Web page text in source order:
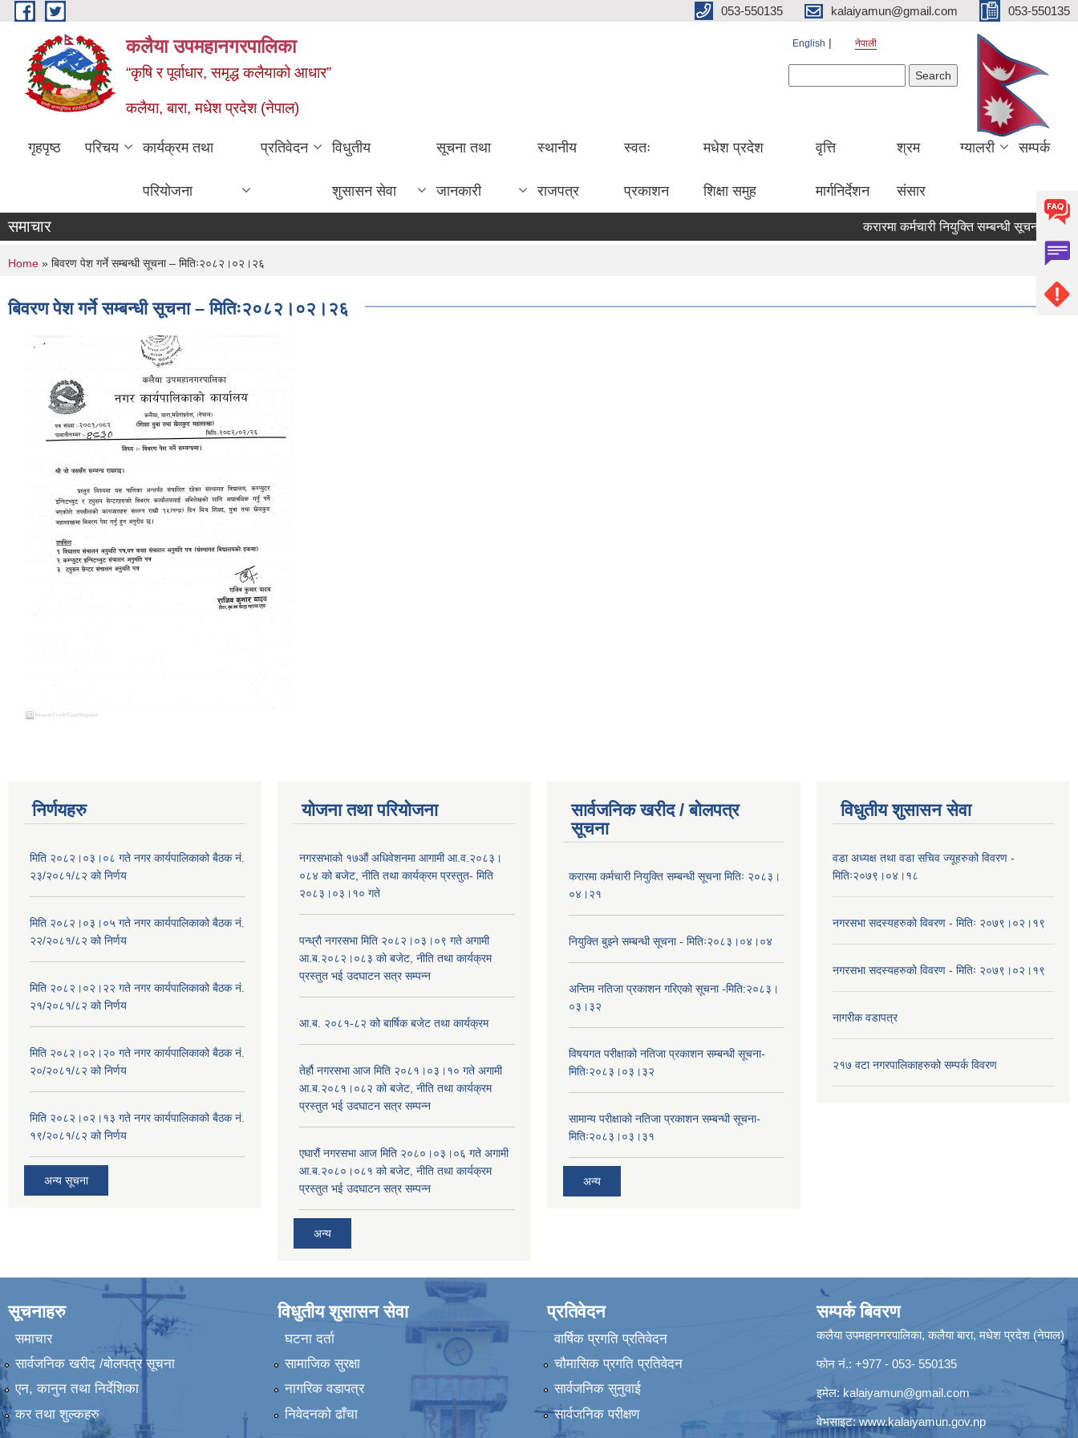
Skip to main content 053-550135 kalaiyamun@gmail.com 053-550135
कलैया उपमहानगरपालिका
“कृषि र पूर्वाधार, समृद्ध कलैयाको आधार”
कलैया, बारा, मधेश प्रदेश (नेपाल)
English नेपाली
गृहपृष्ठ परिचय कार्यक्रम तथा
परियोजना
प्रतिवेदन विधुतीय
शुसासन सेवा
सूचना तथा
जानकारी
स्थानीय
राजपत्र
स्वतः
प्रकाशन
मधेश प्रदेश
शिक्षा समुह
वृत्ति
मार्गनिर्देशन
श्रम
संसार
ग्यालरी सम्पर्क
समाचार करारमा कर्मचारी नियुक्ति सम्बन्धी सूचना मितिः
You are here
Home » बिवरण पेश गर्ने सम्बन्धी सूचना – मितिः२०८२।०२।२६
बिवरण पेश गर्ने सम्बन्धी सूचना – मितिः२०८२।०२।२६
निर्णयहरु
मिति २०८२।०३।०८ गते नगर कार्यपालिकाको बैठक नं.
२३/२०८१/८२ को निर्णय
मिति २०८२।०३।०५ गते नगर कार्यपालिकाको बैठक नं.
२२/२०८१/८२ को निर्णय
मिति २०८२।०२।२२ गते नगर कार्यपालिकाको बैठक नं.
२१/२०८१/८२ को निर्णय
मिति २०८२।०२।२० गते नगर कार्यपालिकाको बैठक नं.
२०/२०८१/८२ को निर्णय
मिति २०८२।०२।१३ गते नगर कार्यपालिकाको बैठक नं.
१९/२०८१/८२ को निर्णय
अन्य सूचना
योजना तथा परियोजना
नगरसभाको १७औं अधिवेशनमा आगामी आ.व.२०८३।
०८४ को बजेट, नीति तथा कार्यक्रम प्रस्तुत- मिति
२०८३।०३।१० गते
पन्ध्रौ नगरसभा मिति २०८२।०३।०९ गते अगामी
आ.ब.२०८२।०८३ को बजेट, नीति तथा कार्यक्रम
प्रस्तुत भई उदघाटन सत्र सम्पन्न
आ.ब. २०८१-८२ को बार्षिक बजेट तथा कार्यक्रम
तेर्हौ नगरसभा आज मिति २०८१।०३।१० गते अगामी
आ.ब.२०८१।०८२ को बजेट, नीति तथा कार्यक्रम
प्रस्तुत भई उदघाटन सत्र सम्पन्न
एघारौं नगरसभा आज मिति २०८०।०३।०६ गते अगामी
आ.ब.२०८०।०८१ को बजेट, नीति तथा कार्यक्रम
प्रस्तुत भई उदघाटन सत्र सम्पन्न
अन्य
सार्वजनिक खरीद / बोलपत्र
सूचना
करारमा कर्मचारी नियुक्ति सम्बन्धी सूचना मितिः २०८३।
०४।२१
नियुक्ति बुझ्ने सम्बन्धी सूचना - मितिः२०८३।०४।०४
अन्तिम नतिजा प्रकाशन गरिएको सूचना -मिति:२०८३।
०३।३२
विषयगत परीक्षाको नतिजा प्रकाशन सम्बन्धी सूचना-
मितिः२०८३।०३।३२
सामान्य परीक्षाको नतिजा प्रकाशन सम्बन्धी सूचना-
मितिः२०८३।०३।३१
अन्य
विधुतीय शुसासन सेवा
वडा अध्यक्ष तथा वडा सचिव ज्यूहरुको विवरण -
मितिः२०७९।०४।१८
नगरसभा सदस्यहरुको विवरण - मितिः २०७९।०२।१९
नगरसभा सदस्यहरुको विवरण - मितिः २०७९।०२।१९
नागरीक वडापत्र
२१७ वटा नगरपालिकाहरुको सम्पर्क विवरण
सूचनाहरु
समाचार
सार्वजनिक खरीद /बोलपत्र सूचना
एन, कानुन तथा निर्देशिका
कर तथा शुल्कहरु
विधुतीय शुसासन सेवा
घटना दर्ता
सामाजिक सुरक्षा
नागरिक वडापत्र
निवेदनको ढाँचा
प्रतिवेदन
वार्षिक प्रगति प्रतिवेदन
चौमासिक प्रगति प्रतिवेदन
सार्वजनिक सुनुवाई
सार्वजनिक परीक्षण
सम्पर्क बिवरण
कलैया उपमहानगरपालिका, कलैया बारा, मधेश प्रदेश (नेपाल)
फोन नं.: +977 - 053- 550135
इमेल: kalaiyamun@gmail.com
वेभसाइट:www.kalaiyamun.gov.np